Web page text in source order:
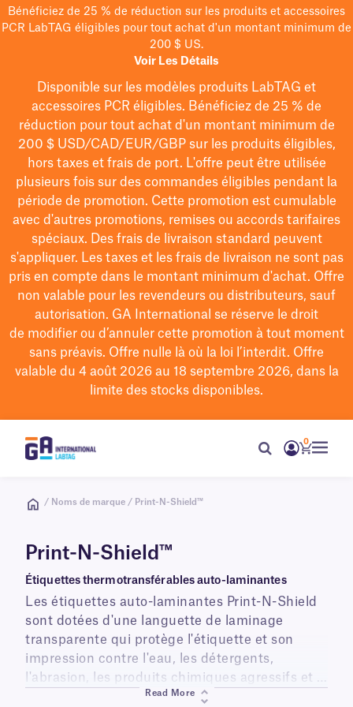
Bénéficiez de 25 % de réduction sur les produits et accessoires
PCR LabTAG éligibles pour tout achat d'un montant minimum de
200 $ US.
Voir Les Détails
Disponible sur les modèles produits LabTAG et
accessoires PCR éligibles. Bénéficiez de 25 % de
réduction pour tout achat d'un montant minimum de
200 $USD/CAD/EUR/GBPsur les produits éligibles,
hors taxes et frais de port. L'offre peut être utilisée
plusieurs fois sur des commandes éligibles pendant la
période de promotion. Cette promotion est cumulable
avec d'autres promotions, remises ou accords tarifaires
spéciaux. Des frais de livraison standard peuvent
s'appliquer. Les taxes et les frais de livraison ne sont pas
pris en compte dans le montant minimum d'achat. Offre
non valable pour les revendeurs ou distributeurs, sauf
autorisation. GA International se réserve le droit
de modifierou d’annuler cette promotion à tout moment
sans préavis. Offre nulle là où la loi l’interdit. Offre
valable du 4 août 2026 au 18 septembre 2026, dans la
limite des stocks disponibles.
0
/ Noms de marque / Print-N-Shield™
Print-N-Shield™
Étiquettes thermotransférables auto-laminantes
Les étiquettes auto-laminantes Print-N-Shield
sont dotées d'une languette de laminage
transparente qui protège l'étiquette et son
impression contre l'eau, les détergents,
l'abrasion, les produits chimiques agressifs et le
stockage à des températures très variables.
Read More